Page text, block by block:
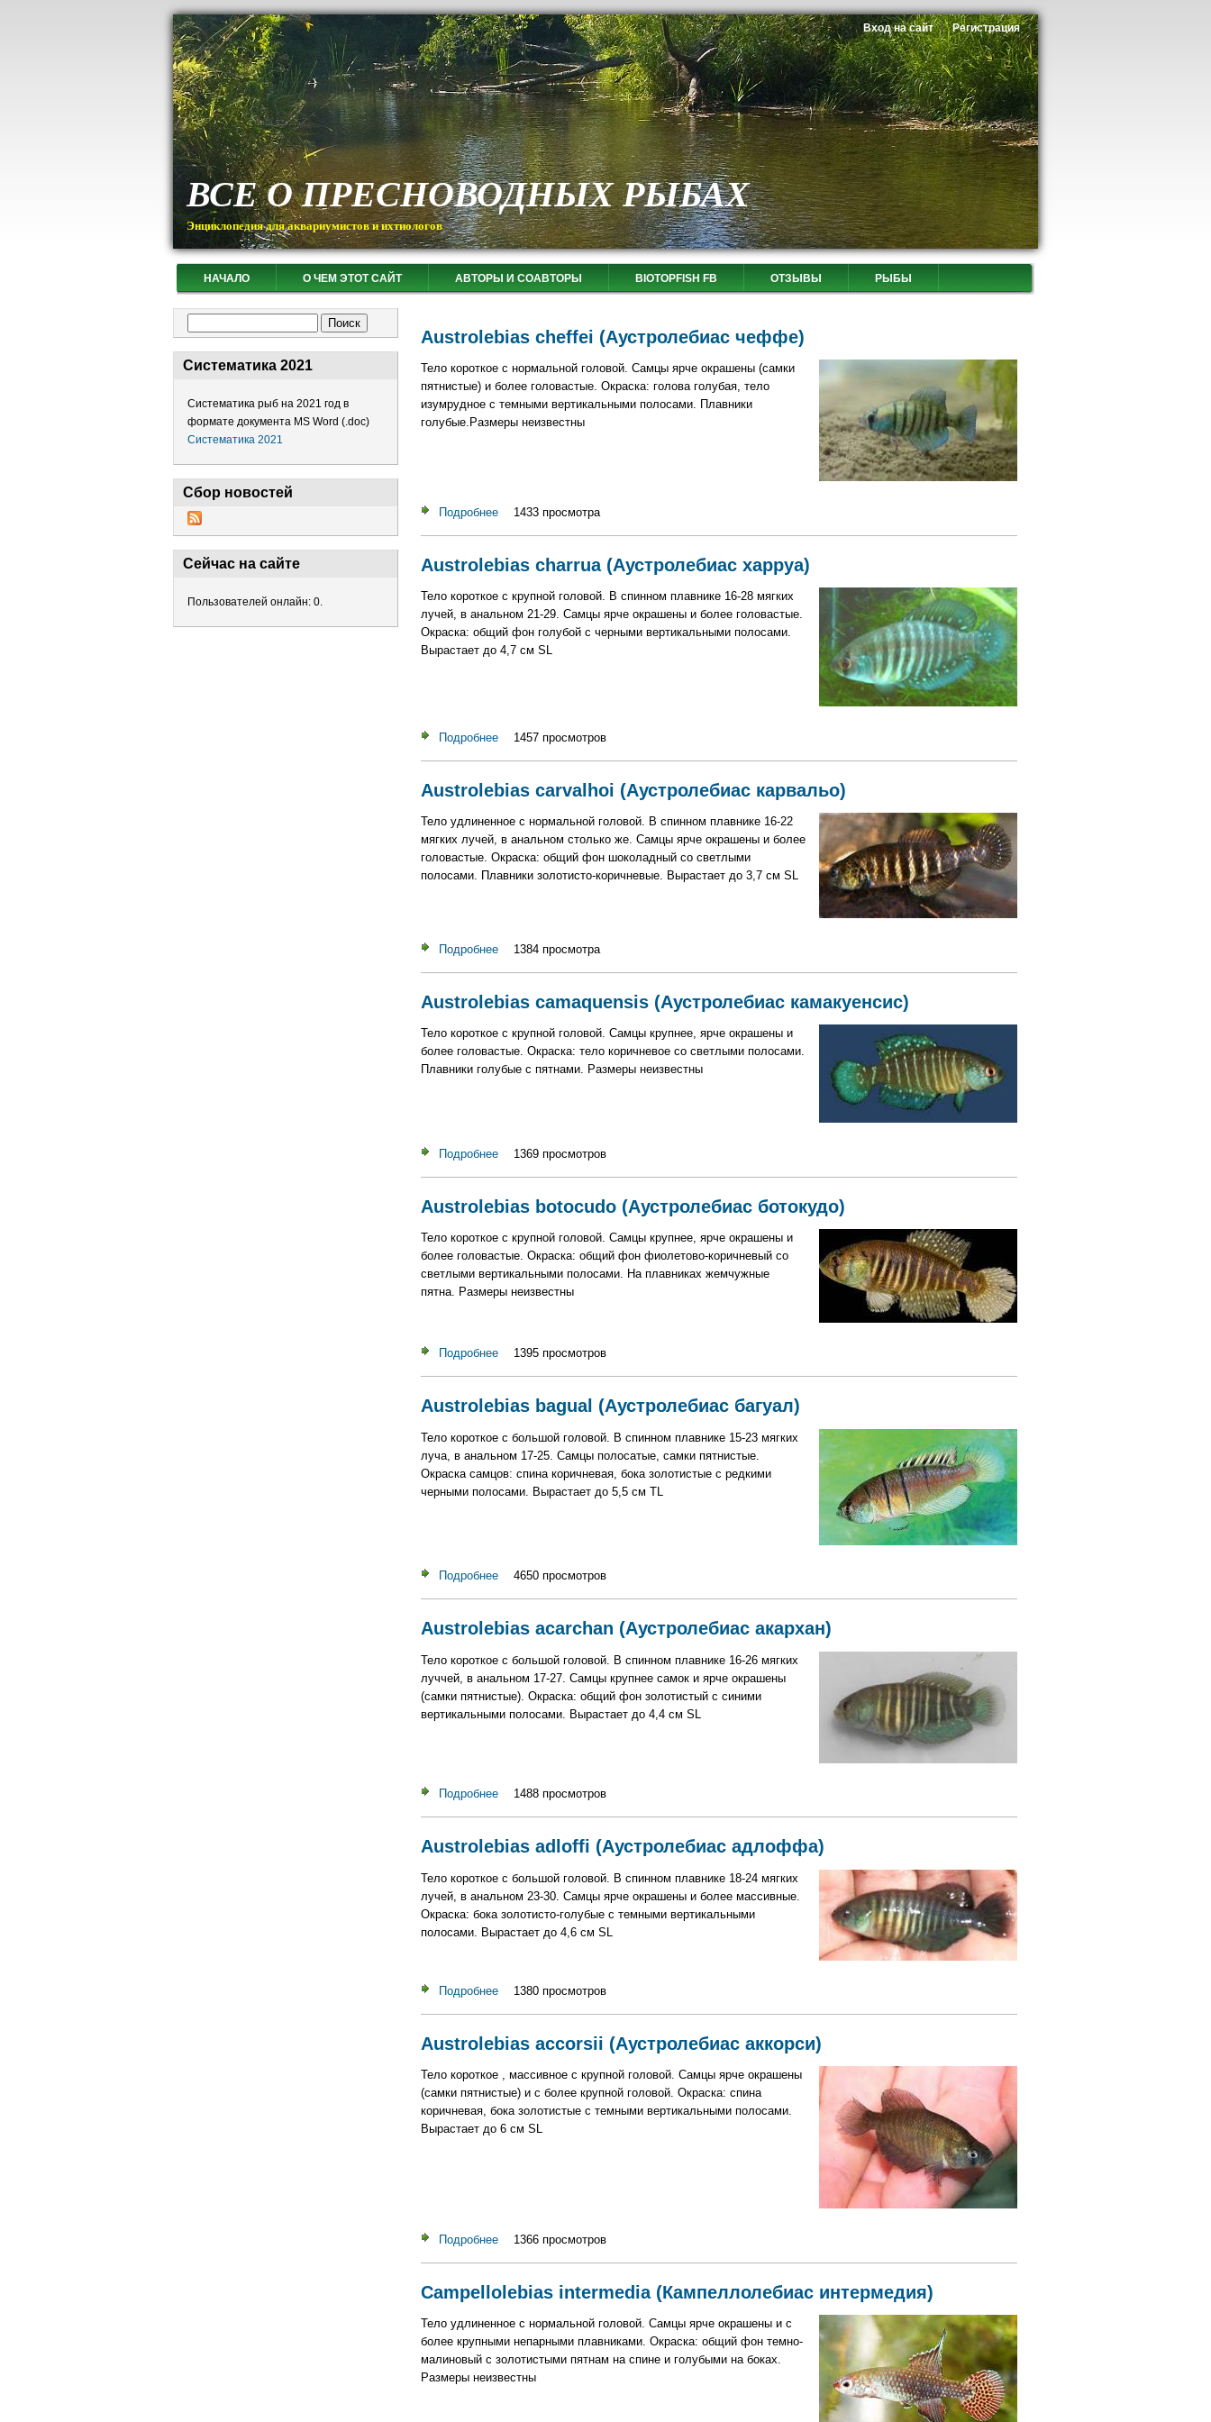
ВСЕ О ПРЕСНОВОДНЫХ РЫБАХ
Энциклопедия для аквариумистов и ихтиологов
Вход на сайт Регистрация
НАЧАЛО О ЧЕМ ЭТОТ САЙТ АВТОРЫ И СОАВТОРЫ BIOTOPFISH FB ОТЗЫВЫ РЫБЫ
Систематика 2021
Систематика рыб на 2021 год в
формате документа MS Word (.doc)
Систематика 2021
Сбор новостей
Сейчас на сайте
Пользователей онлайн: 0.
Austrolebias cheffei (Аустролебиас чеффе)
Тело короткое с нормальной головой. Самцы ярче окрашены (самки
пятнистые) и более головастые. Окраска: голова голубая, тело
изумрудное с темными вертикальными полосами. Плавники
голубые.Размеры неизвестны
Подробнеео Austrolebias cheffei (Аустролебиас чеффе)
1433 просмотра
Austrolebias charrua (Аустролебиас харруа)
Тело короткое с крупной головой. В спинном плавнике 16-28 мягких
лучей, в анальном 21-29. Самцы ярче окрашены и более головастые.
Окраска: общий фон голубой с черными вертикальными полосами.
Вырастает до 4,7 см SL
Подробнеео Austrolebias charrua (Аустролебиас харруа)
1457 просмотров
Austrolebias carvalhoi (Аустролебиас карвальо)
Тело удлиненное с нормальной головой. В спинном плавнике 16-22
мягких лучей, в анальном столько же. Самцы ярче окрашены и более
головастые. Окраска: общий фон шоколадный со светлыми
полосами. Плавники золотисто-коричневые. Вырастает до 3,7 см SL
Подробнеео Austrolebias carvalhoi (Аустролебиас карвальо)
1384 просмотра
Austrolebias camaquensis (Аустролебиас камакуенсис)
Тело короткое с крупной головой. Самцы крупнее, ярче окрашены и
более головастые. Окраска: тело коричневое со светлыми полосами.
Плавники голубые с пятнами. Размеры неизвестны
Подробнеео Austrolebias camaquensis (Аустролебиас камакуенсис)
1369 просмотров
Austrolebias botocudo (Аустролебиас ботокудо)
Тело короткое с крупной головой. Самцы крупнее, ярче окрашены и
более головастые. Окраска: общий фон фиолетово-коричневый со
светлыми вертикальными полосами. На плавниках жемчужные
пятна. Размеры неизвестны
Подробнеео Austrolebias botocudo (Аустролебиас ботокудо)
1395 просмотров
Austrolebias bagual (Аустролебиас багуал)
Тело короткое с большой головой. В спинном плавнике 15-23 мягких
луча, в анальном 17-25. Самцы полосатые, самки пятнистые.
Окраска самцов: спина коричневая, бока золотистые с редкими
черными полосами. Вырастает до 5,5 см TL
Подробнеео Austrolebias bagual (Аустролебиас багуал)
4650 просмотров
Austrolebias acarchan (Аустролебиас акархан)
Тело короткое с большой головой. В спинном плавнике 16-26 мягких
луччей, в анальном 17-27. Самцы крупнее самок и ярче окрашены
(самки пятнистые). Окраска: общий фон золотистый с синими
вертикальными полосами. Вырастает до 4,4 см SL
Подробнеео Austrolebias acarchan (Аустролебиас акархан)
1488 просмотров
Austrolebias adloffi (Аустролебиас адлоффа)
Тело короткое с большой головой. В спинном плавнике 18-24 мягких
лучей, в анальном 23-30. Самцы ярче окрашены и более массивные.
Окраска: бока золотисто-голубые с темными вертикальными
полосами. Вырастает до 4,6 см SL
Подробнеео Austrolebias adloffi (Аустролебиас адлоффа)
1380 просмотров
Austrolebias accorsii (Аустролебиас аккорси)
Тело короткое , массивное с крупной головой. Самцы ярче окрашены
(самки пятнистые) и с более крупной головой. Окраска: спина
коричневая, бока золотистые с темными вертикальными полосами.
Вырастает до 6 см SL
Подробнеео Austrolebias accorsii (Аустролебиас аккорси)
1366 просмотров
Campellolebias intermedia (Кампеллолебиас интермедия)
Тело удлиненное с нормальной головой. Самцы ярче окрашены и с
более крупными непарными плавниками. Окраска: общий фон темно-
малиновый с золотистыми пятнам на спине и голубыми на боках.
Размеры неизвестны